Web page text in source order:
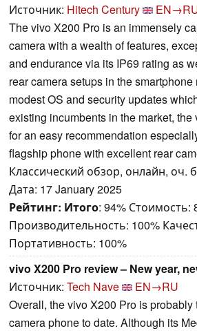
Источник: Hitech Century
The vivo X200 Pro is an immensely
camera with a wealth of features,
and endurance via its IP69 rating as
rear camera setups in the smartphone
modest OS and security updates
existing incumbents in the market,
for an easy recommendation
flagship phone with excellent rear
Классический обзор, онлайн, оч.
Дата: 17 January 2025
Рейтинг: Итого: 94% Стоимость:
Производительность: 100%
Портативность: 100%
vivo X200 Pro review – New year,
Источник: Tech Nave
EN→RU
Overall, the vivo X200 Pro is probably
camera phone to date. Although its